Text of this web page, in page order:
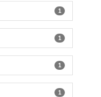
1
1
1
1